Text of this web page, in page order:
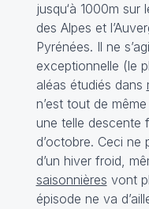
jusqu‘à 1000m sur
des Alpes et
Pyrénées. Il ne
exceptionnelle (le
aléas étudiés dans
n’est tout de
une telle descente
d’octobre. Ceci ne
d’un hiver froid,
saisonnières vont
épisode ne va